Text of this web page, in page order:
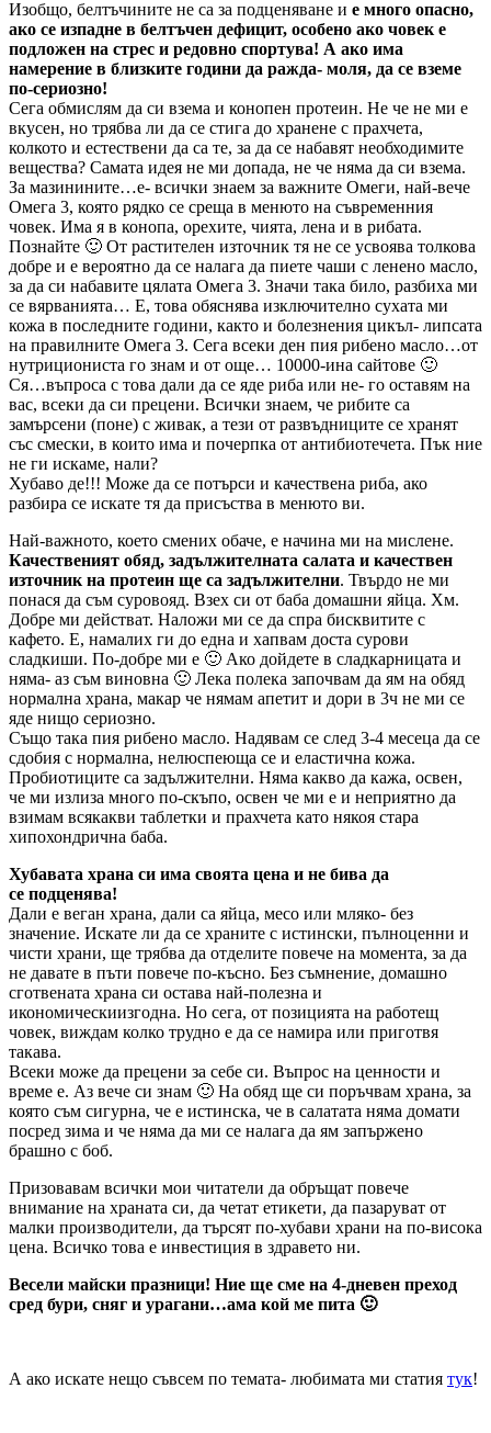
Изобщо, белтъчините не са за подценяване и е много опасно,
ако се изпадне в белтъчен дефицит, особено ако човек е
подложен на стрес и редовно спортува! А ако има
намерение в близките години да ражда- моля, да се вземе
по-сериозно!
Сега обмислям да си взема и конопен протеин. Не че не ми е
вкусен, но трябва ли да се стига до хранене с прахчета,
колкото и естествени да са те, за да се набавят необходимите
вещества? Самата идея не ми допада, не че няма да си взема.
За мазинините…е- всички знаем за важните Омеги, най-вече
Омега 3, която рядко се среща в менюто на съвременния
човек. Има я в конопа, орехите, чията, лена и в рибата.
Познайте 🙂 От растителен източник тя не се усвоява толкова
добре и е вероятно да се налага да пиете чаши с ленено масло,
за да си набавите цялата Омега 3. Значи така било, разбиха ми
се вярванията… Е, това обяснява изключително сухата ми
кожа в последните години, както и болезнения цикъл- липсата
на правилните Омега 3. Сега всеки ден пия рибено масло…от
нутрициониста го знам и от още… 10000-ина сайтове 🙂
Ся…въпроса с това дали да се яде риба или не- го оставям на
вас, всеки да си прецени. Всички знаем, че рибите са
замърсени (поне) с живак, а тези от развъдниците се хранят
със смески, в които има и почерпка от антибиотечета. Пък ние
не ги искаме, нали?
Хубаво де!!! Може да се потърси и качествена риба, ако
разбира се искате тя да присъства в менюто ви.
Най-важното, което смених обаче, е начина ми на мислене.
Качественият обяд, задължителната салата и качествен
източник на протеин ще са задължителни. Твърдо не ми
понася да съм суровояд. Взех си от баба домашни яйца. Хм.
Добре ми действат. Наложи ми се да спра бисквитите с
кафето. Е, намалих ги до една и хапвам доста сурови
сладкиши. По-добре ми е 🙂 Ако дойдете в сладкарницата и
няма- аз съм виновна 🙂 Лека полека започвам да ям на обяд
нормална храна, макар че нямам апетит и дори в 3ч не ми се
яде нищо сериозно.
Също така пия рибено масло. Надявам се след 3-4 месеца да се
сдобия с нормална, нелюспеюща се и еластична кожа.
Пробиотиците са задължителни. Няма какво да кажа, освен,
че ми излиза много по-скъпо, освен че ми е и неприятно да
взимам всякакви таблетки и прахчета като някоя стара
хипохондрична баба.
Хубавата храна си има своята цена и не бива да
се подценява!
Дали е веган храна, дали са яйца, месо или мляко- без
значение. Искате ли да се храните с истински, пълноценни и
чисти храни, ще трябва да отделите повече на момента, за да
не давате в пъти повече по-късно. Без съмнение, домашно
сготвената храна си остава най-полезна и
икономическиизгодна. Но сега, от позицията на работещ
човек, виждам колко трудно е да се намира или приготвя
такава.
Всеки може да прецени за себе си. Въпрос на ценности и
време е. Аз вече си знам 🙂 На обяд ще си поръчвам храна, за
която съм сигурна, че е истинска, че в салатата няма домати
посред зима и че няма да ми се налага да ям запържено
брашно с боб.
Призовавам всички мои читатели да обръщат повече
внимание на храната си, да четат етикети, да пазаруват от
малки производители, да търсят по-хубави храни на по-висока
цена. Всичко това е инвестиция в здравето ни.
Весели майски празници! Ние ще сме на 4-дневен преход
сред бури, сняг и урагани…ама кой ме пита 🙂
А ако искате нещо съвсем по темата- любимата ми статия тук!